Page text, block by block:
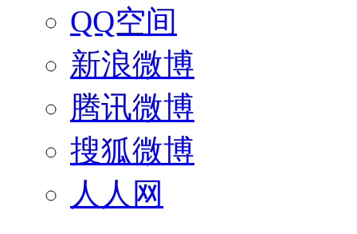
QQ空间
新浪微博
腾讯微博
搜狐微博
人人网